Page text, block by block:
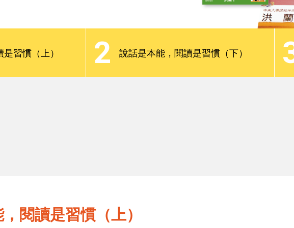
習慣（上） 2 說話是本能，閱讀是習慣（下）
習的能力，打開了他的視野，豐富了他的
慣，更是擁有一輩子可用的好工具。
閱讀是習慣（上）